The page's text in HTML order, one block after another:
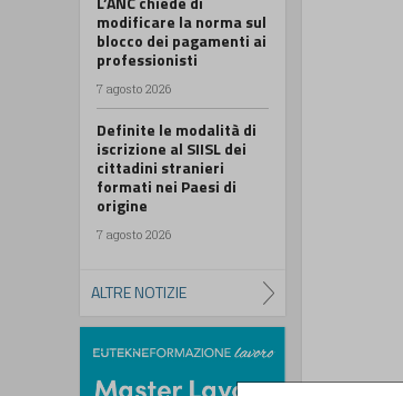
modificare la norma sul
blocco dei pagamenti ai
professionisti
7 agosto 2026
Definite le modalità di
iscrizione al SIISL dei
cittadini stranieri
formati nei Paesi di
origine
7 agosto 2026
ALTRE NOTIZIE